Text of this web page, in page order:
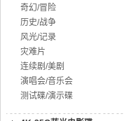
奇幻/冒险
历史/战争
风光/记录
灾难片
连续剧/美剧
演唱会/音乐会
测试碟/演示碟